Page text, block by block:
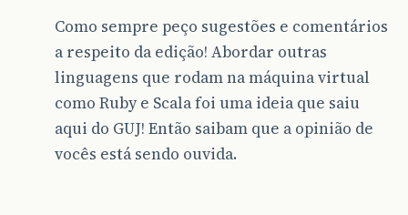
Como sempre peço sugestões e comentários
a respeito da edição! Abordar outras
linguagens que rodam na máquina virtual
como Ruby e Scala foi uma ideia que saiu
aqui do GUJ! Então saibam que a opinião de
vocês está sendo ouvida.